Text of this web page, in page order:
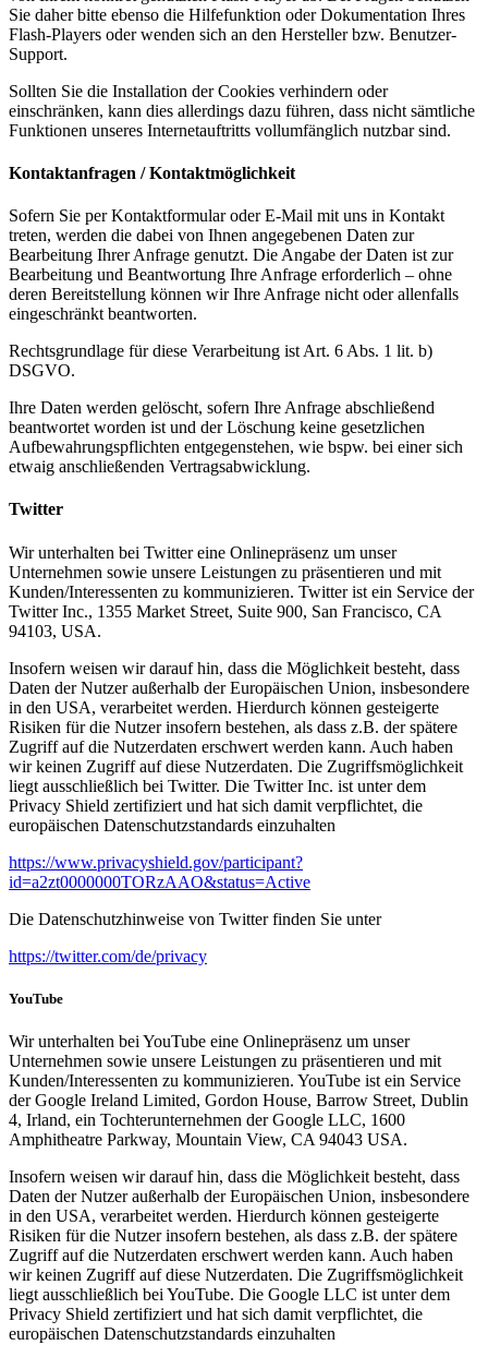
Sie daher bitte ebenso die Hilfefunktion oder Dokumentation Ihres
Flash-Players oder wenden sich an den Hersteller bzw. Benutzer-
Support.
Sollten Sie die Installation der Cookies verhindern oder
einschränken, kann dies allerdings dazu führen, dass nicht sämtliche
Funktionen unseres Internetauftritts vollumfänglich nutzbar sind.
Kontaktanfragen / Kontaktmöglichkeit
Sofern Sie per Kontaktformular oder E-Mail mit uns in Kontakt
treten, werden die dabei von Ihnen angegebenen Daten zur
Bearbeitung Ihrer Anfrage genutzt. Die Angabe der Daten ist zur
Bearbeitung und Beantwortung Ihre Anfrage erforderlich – ohne
deren Bereitstellung können wir Ihre Anfrage nicht oder allenfalls
eingeschränkt beantworten.
Rechtsgrundlage für diese Verarbeitung ist Art. 6 Abs. 1 lit. b)
DSGVO.
Ihre Daten werden gelöscht, sofern Ihre Anfrage abschließend
beantwortet worden ist und der Löschung keine gesetzlichen
Aufbewahrungspflichten entgegenstehen, wie bspw. bei einer sich
etwaig anschließenden Vertragsabwicklung.
Twitter
Wir unterhalten bei Twitter eine Onlinepräsenz um unser
Unternehmen sowie unsere Leistungen zu präsentieren und mit
Kunden/Interessenten zu kommunizieren. Twitter ist ein Service der
Twitter Inc., 1355 Market Street, Suite 900, San Francisco, CA
94103, USA.
Insofern weisen wir darauf hin, dass die Möglichkeit besteht, dass
Daten der Nutzer außerhalb der Europäischen Union, insbesondere
in den USA, verarbeitet werden. Hierdurch können gesteigerte
Risiken für die Nutzer insofern bestehen, als dass z.B. der spätere
Zugriff auf die Nutzerdaten erschwert werden kann. Auch haben
wir keinen Zugriff auf diese Nutzerdaten. Die Zugriffsmöglichkeit
liegt ausschließlich bei Twitter. Die Twitter Inc. ist unter dem
Privacy Shield zertifiziert und hat sich damit verpflichtet, die
europäischen Datenschutzstandards einzuhalten
https://www.privacyshield.gov/participant?
id=a2zt0000000TORzAAO&status=Active
Die Datenschutzhinweise von Twitter finden Sie unter
https://twitter.com/de/privacy
YouTube
Wir unterhalten bei YouTube eine Onlinepräsenz um unser
Unternehmen sowie unsere Leistungen zu präsentieren und mit
Kunden/Interessenten zu kommunizieren. YouTube ist ein Service
der Google Ireland Limited, Gordon House, Barrow Street, Dublin
4, Irland, ein Tochterunternehmen der Google LLC, 1600
Amphitheatre Parkway, Mountain View, CA 94043 USA.
Insofern weisen wir darauf hin, dass die Möglichkeit besteht, dass
Daten der Nutzer außerhalb der Europäischen Union, insbesondere
in den USA, verarbeitet werden. Hierdurch können gesteigerte
Risiken für die Nutzer insofern bestehen, als dass z.B. der spätere
Zugriff auf die Nutzerdaten erschwert werden kann. Auch haben
wir keinen Zugriff auf diese Nutzerdaten. Die Zugriffsmöglichkeit
liegt ausschließlich bei YouTube. Die Google LLC ist unter dem
Privacy Shield zertifiziert und hat sich damit verpflichtet, die
europäischen Datenschutzstandards einzuhalten